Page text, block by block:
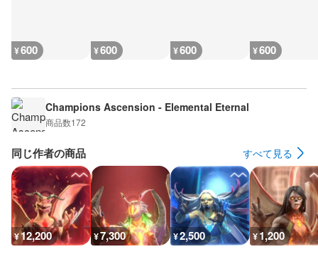
¥600 ¥600 ¥600 ¥600
Champions Ascension - Elemental Eternal
商品数172
同じ作者の商品 すべて見る
¥12,200 ¥7,300 ¥2,500 ¥1,200